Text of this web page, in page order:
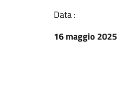
Data :
16 maggio 2025